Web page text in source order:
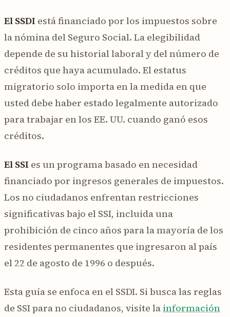
El SSDI está financiado por los impuestos sobre
la nómina del Seguro Social. La elegibilidad
depende de su historial laboral y del número de
créditos que haya acumulado. El estatus
migratorio solo importa en la medida en que
usted debe haber estado legalmente autorizado
para trabajar en los EE. UU. cuando ganó esos
créditos.
El SSI es un programa basado en necesidad
financiado por ingresos generales de impuestos.
Los no ciudadanos enfrentan restricciones
significativas bajo el SSI, incluida una
prohibición de cinco años para la mayoría de los
residentes permanentes que ingresaron al país
el 22 de agosto de 1996 o después.
Esta guía se enfoca en el SSDI. Si busca las reglas
de SSI para no ciudadanos, visite la información